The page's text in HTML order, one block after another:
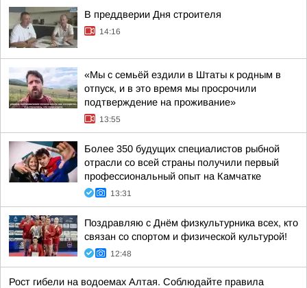
В преддверии Дня строителя
14:16
«Мы с семьёй ездили в Штаты к родным в
отпуск, и в это время мы просрочили
подтверждение на проживание»
13:55
Более 350 будущих специалистов рыбной
отрасли со всей страны получили первый
профессиональный опыт на Камчатке
13:31
Поздравляю с Днём физкультурника всех, кто
связан со спортом и физической культурой!
12:48
Рост гибели на водоемах Алтая. Соблюдайте правила